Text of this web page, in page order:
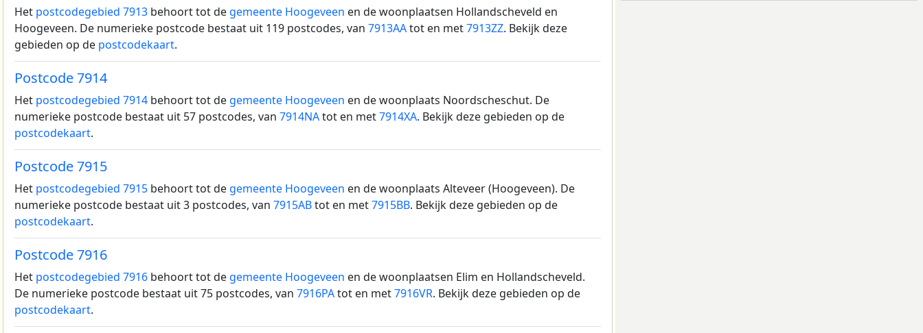
Het postcodegebied 7913 behoort tot de gemeente Hoogeveen en de woonplaatsen Hollandscheveld en
Hoogeveen. De numerieke postcode bestaat uit 119 postcodes, van 7913AAtot en met7913ZZ. Bekijk deze
gebieden op de postcodekaart.
Postcode 7914
Het postcodegebied 7914 behoort tot de gemeente Hoogeveen en de woonplaats Noordscheschut. De
numerieke postcode bestaat uit 57 postcodes, van 7914NAtot en met7914XA. Bekijk deze gebieden op de
postcodekaart.
Postcode 7915
Het postcodegebied 7915 behoort tot de gemeente Hoogeveen en de woonplaats Alteveer (Hoogeveen). De
numerieke postcode bestaat uit 3 postcodes, van 7915ABtot en met7915BB. Bekijk deze gebieden op de
postcodekaart.
Postcode 7916
Het postcodegebied 7916 behoort tot de gemeente Hoogeveen en de woonplaatsen Elim en Hollandscheveld.
De numerieke postcode bestaat uit 75 postcodes, van 7916PAtot en met7916VR. Bekijk deze gebieden op de
postcodekaart.